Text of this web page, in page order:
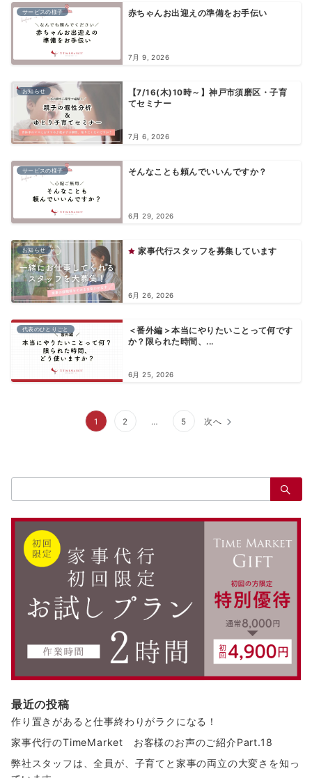
サービスの様子 赤ちゃんお出迎えの準備をお手伝い
7月 9, 2026
お知らせ
【7/16(木)10時～】神戸市須磨区・子育
てセミナー
7月 6, 2026
サービスの様子 そんなことも頼んでいいんですか？
6月 29, 2026
お知らせ 家事代行スタッフを募集しています
6月 26, 2026
代表のひとりごと
＜番外編＞本当にやりたいことって何です
か？限られた時間、...
6月 25, 2026
ゲ
ー
シ
1 2 … 5 次へ
索：
最近の投稿
作り置きがあると仕事終わりがラクになる！
家事代行のTimeMarket お客様のお声のご紹介Part.18
弊社スタッフは、全員が、子育てと家事の両立の大変さを知っ